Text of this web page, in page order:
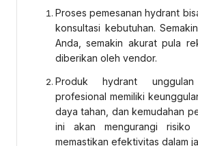
Proses pemesanan hydrant
konsultasi kebutuhan.
Anda, semakin akurat pula
diberikan oleh vendor.
Produk hydrant
profesional memiliki
daya tahan, dan kemudahan
ini akan mengurangi risiko
memastikan efektivitas dalam